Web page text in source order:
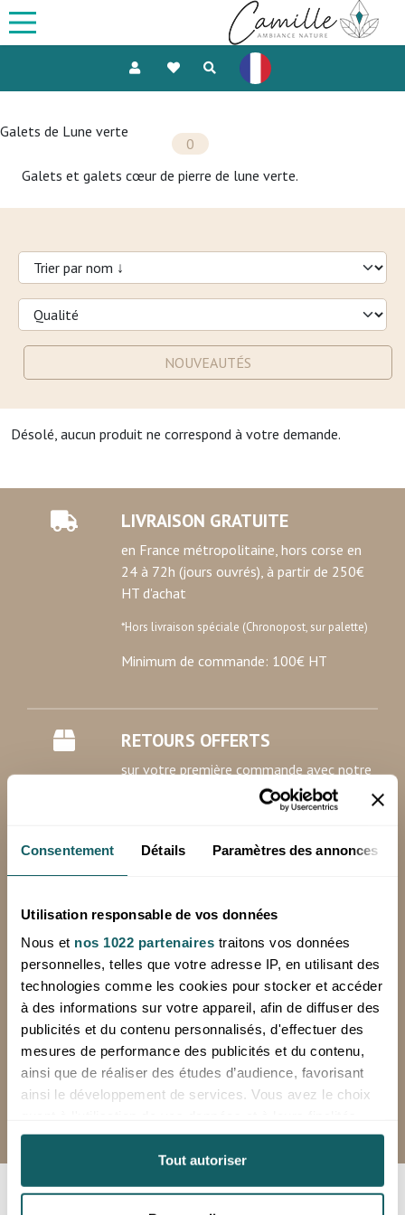
Consentement Détails Paramètres des annonces
Utilisation responsable de vos données
Nous et nos 1022 partenaires traitons vos données
personnelles, telles que votre adresse IP, en utilisant des
technologies comme les cookies pour stocker et accéder
à des informations sur votre appareil, afin de diffuser des
publicités et du contenu personnalisés, d'effectuer des
mesures de performance des publicités et du contenu,
ainsi que de réaliser des études d’audience, favorisant
ainsi le développement de services. Vous avez le choix
Vous pouvez modifier ou retirer votre consentement à
tout moment en consultant la Déclaration relative aux
cookies ou en cliquant sur l'icône de confidentialité.
Tout autoriser
Galets de Lune verte
0
Galets et galets cœur de pierre de lune verte.
NOUVEAUTÉS
Désolé, aucun produit ne correspond à votre demande.
LIVRAISON GRATUITE
en France métropolitaine, hors corse en
24 à 72h (jours ouvrés), à partir de 250€
HT d'achat
*Hors livraison spéciale (Chronopost, sur palette)
Minimum de commande: 100€ HT
RETOURS OFFERTS
sur votre première commande avec notre
étiquette de retour prépayée
PAIEMENT SECURISE
avec SystemPay, la solution de la Banque
Populaire
03 29 08 53 47
du lundi au vendredi de 8h à 12h et de
13h à 16h
Dépôt ouvert uniquement sur rendez-